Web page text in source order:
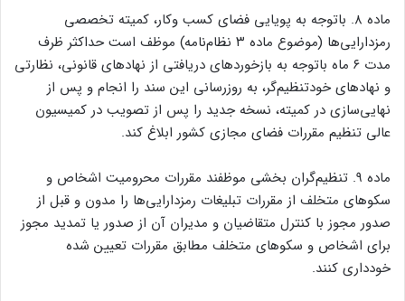
ماده ۸. باتوجه به پویایی فضای کسب وکار، کمیته تخصصی
رمزدارایی‌ها (موضوع ماده ۳ نظام‌نامه) موظف است حداکثر ظرف
مدت ۶ ماه باتوجه به بازخوردهای دریافتی از نهادهای قانونی، نظارتی
و نهادهای خودتنظیم‌گر، به روزرسانی این سند را انجام و پس از
نهایی‌سازی در کمیته، نسخه جدید را پس از تصویب در کمیسیون
عالی تنظیم مقررات فضای مجازی کشور ابلاغ کند.
ماده ۹. تنظیم‌گران بخشی موظفند مقررات محرومیت اشخاص و
سکوهای متخلف از مقررات تبلیغات رمزدارایی‌ها را مدون و قبل از
صدور مجوز با کنترل متقاضیان و مدیران آن از صدور یا تمدید مجوز
برای اشخاص و سکوهای متخلف مطابق مقررات تعیین شده
خودداری کنند.